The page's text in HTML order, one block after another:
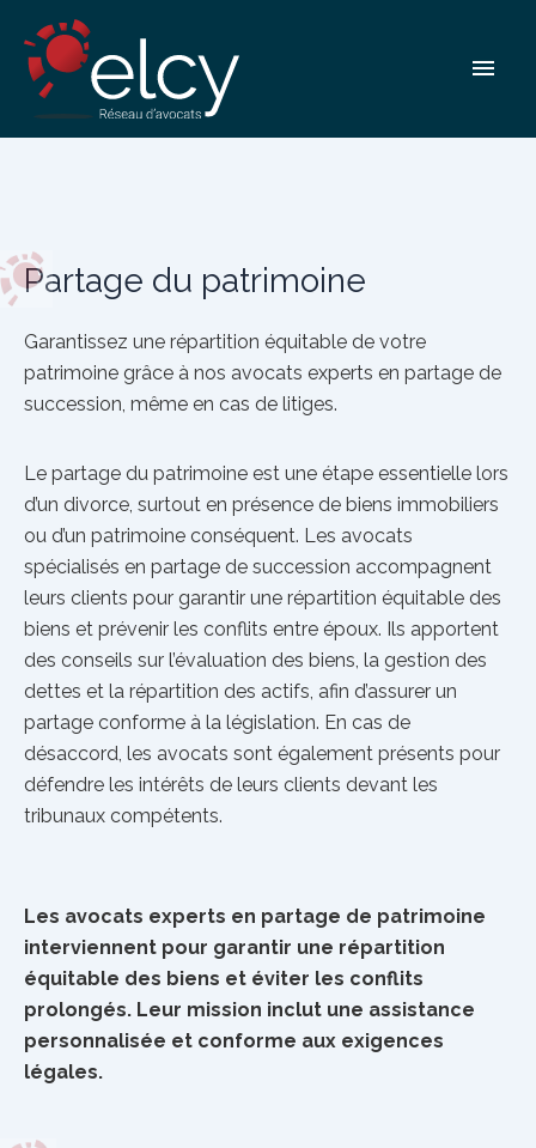
contenu
Partage du patrimoine
Partage du patrimoine
Garantissez une répartition équitable de votre
patrimoine grâce à nos avocats experts en partage de
succession, même en cas de litiges.
Le partage du patrimoine est une étape essentielle lors
d’un divorce, surtout en présence de biens immobiliers
ou d’un patrimoine conséquent. Les avocats
spécialisés en partage de succession accompagnent
leurs clients pour garantir une répartition équitable des
biens et prévenir les conflits entre époux. Ils apportent
des conseils sur l’évaluation des biens, la gestion des
dettes et la répartition des actifs, afin d’assurer un
partage conforme à la législation. En cas de
désaccord, les avocats sont également présents pour
défendre les intérêts de leurs clients devant les
tribunaux compétents.
Les avocats experts en partage de patrimoine
interviennent pour garantir une répartition
équitable des biens et éviter les conflits
prolongés. Leur mission inclut une assistance
personnalisée et conforme aux exigences
légales.